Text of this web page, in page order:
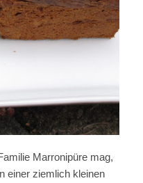
Marronipüre mag,
einer ziemlich kleinen